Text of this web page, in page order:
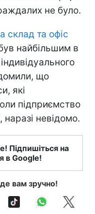
не було.
склад та офіс
найбільшим в
що
які
підприємство
невідомо.
Підпишіться на
в Google!
вам зручно!